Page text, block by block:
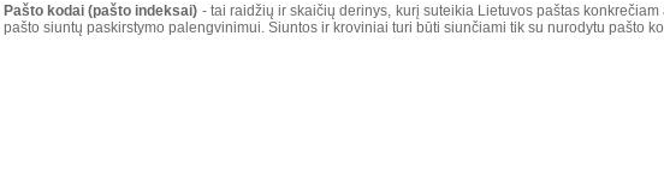
Pašto kodai (pašto indeksai) - tai raidžių ir skaičių derinys, kurį suteikia Lietuvos paštas
pašto siuntų paskirstymo palengvinimui. Siuntos ir kroviniai turi būti siunčiami tik su nurodytu pašto